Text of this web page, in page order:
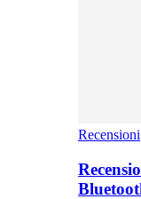
Recensioni